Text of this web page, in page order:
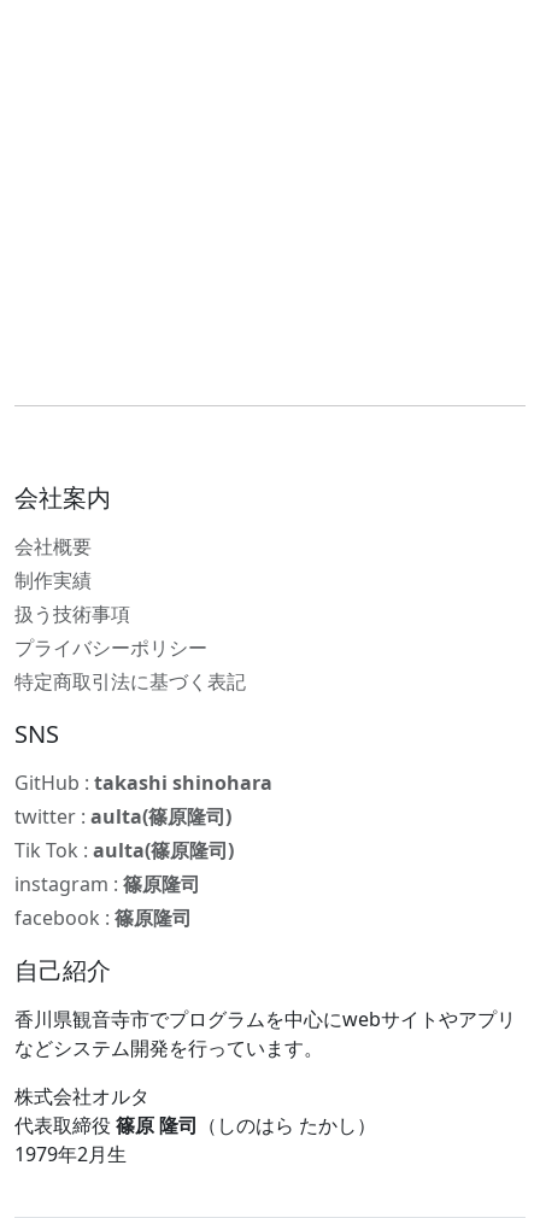
会社案内
会社概要
制作実績
扱う技術事項
プライバシーポリシー
特定商取引法に基づく表記
SNS
GitHub : takashi shinohara
twitter : aulta(篠原隆司)
Tik Tok : aulta(篠原隆司)
instagram : 篠原隆司
facebook : 篠原隆司
自己紹介
香川県観音寺市でプログラムを中心にwebサイトやアプリ
などシステム開発を行っています。
株式会社オルタ
代表取締役 篠原 隆司 （しのはら たかし）
1979年2月生